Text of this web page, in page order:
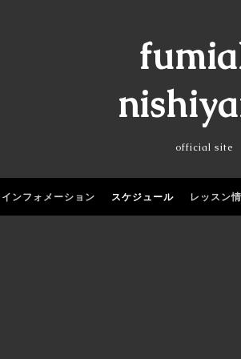
official site
インフォメーション スケジュール レッスン